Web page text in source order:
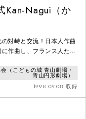
Kan-Nagui（か
の対峙と交流！日本人作曲
作曲し、フランス人たち
（こどもの城 青山劇場・
青山円形劇場）
1998.09.08 収録